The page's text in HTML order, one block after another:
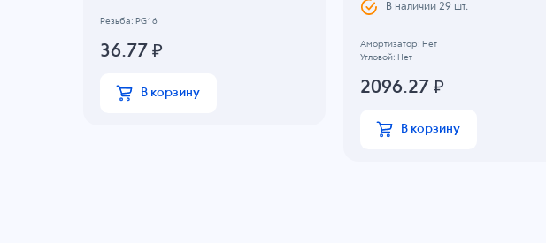
Резьба: PG16
36.77₽
В корзину
В наличии 29шт.
Амортизатор: Нет
Угловой: Нет
2096.27₽
В корзину